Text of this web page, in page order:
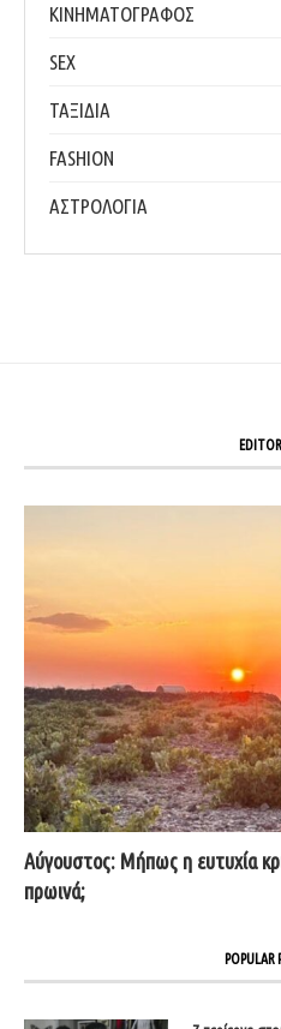
ΚΙΝΗΜΑΤΟΓΡΑΦΟΣ
SEX
ΤΑΞΙΔΙΑ
FASHION
ΑΣΤΡΟΛΟΓΙΑ
Αύγουστος: Μήπως η ευτυχία
πρωινά;
POPULAR